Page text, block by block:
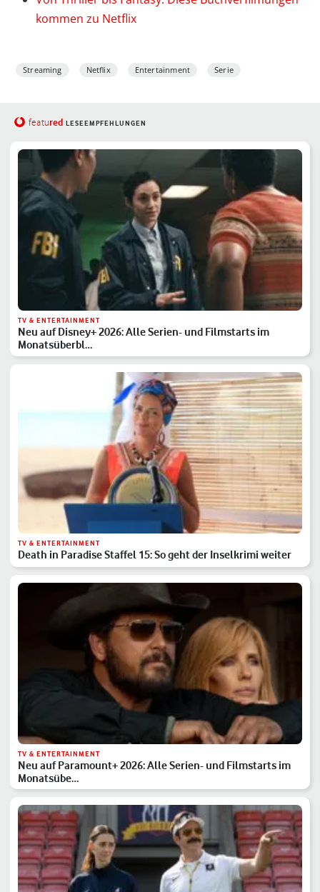
kommen zu Netflix
Streaming Netflix Entertainment Serie
featured LESEEMPFEHLUNGEN
TV & ENTERTAINMENT
Neu auf Disney+ 2026: Alle Serien- und Filmstarts im
Monatsüberbl…
TV & ENTERTAINMENT
Death in Paradise Staffel 15: So geht der Inselkrimi weiter
TV & ENTERTAINMENT
Neu auf Paramount+ 2026: Alle Serien- und Filmstarts im
Monatsübe…